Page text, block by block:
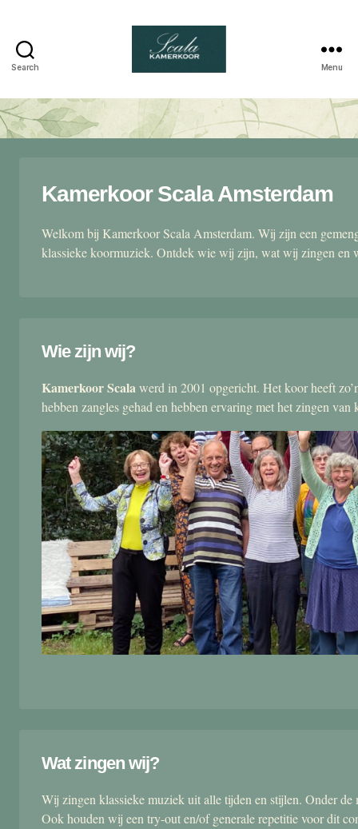
Search
kamerkoor
Menu
Kamerkoor Scala Amsterdam
Welkom bij Kamerkoor Scala Amsterdam. Wij zijn een
klassieke koormuziek. Ontdek wie wij zijn, wat wij zingen en
Wie zijn wij?
Kamerkoor Scalawerd in 2001 opgericht. Het koor heeft
hebben zangles gehad en hebben ervaring met het zingen van
Wat zingen wij?
Wij zingen klassieke muziek uit alle tijden en stijlen. Onder
Ook houden wij een try-out en/of generale repetitie voor dit